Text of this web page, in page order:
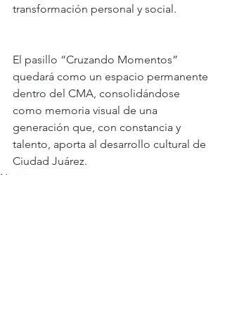
transformación personal y social.
El pasillo “Cruzando Momentos”
quedará como un espacio permanente
dentro del CMA, consolidándose
como memoria visual de una
generación que, con constancia y
talento, aporta al desarrollo cultural de
Ciudad Juárez.
Noticias